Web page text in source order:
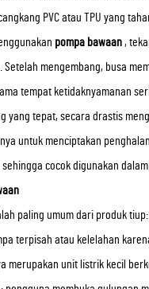
PVC atau TPU yang
pompa bawaan ,
mengembang, busa
tempat ketidaknyamanan
yang tepat, secara drastis
untuk menciptakan
cocok digunakan
paling umum dari produk
terpisah atau kelelahan
merupakan unit listrik kecil